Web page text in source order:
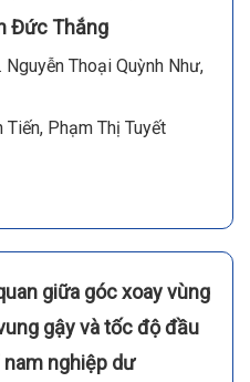
Đức Thắng
Nguyễn Thoại Quỳnh Như,
Tiến, Phạm Thị Tuyết
giữa góc xoay vùng
gậy và tốc độ đầu
nghiệp dư